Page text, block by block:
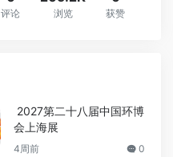
评论 浏览 获赞
2027第二十八届中国环博
会上海展
4周前 0